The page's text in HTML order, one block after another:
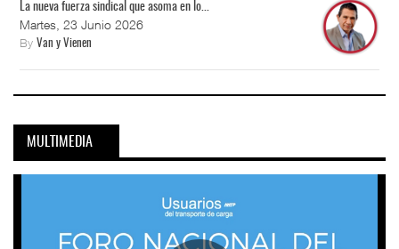
La nueva fuerza sindical que asoma en lo...
Martes, 23 Junio 2026
By Van y Vienen
MULTIMEDIA